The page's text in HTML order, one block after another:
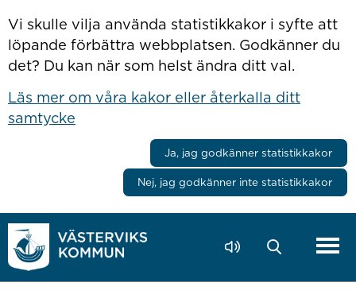
Vi skulle vilja använda statistikkakor i syfte att
löpande förbättra webbplatsen. Godkänner du
det? Du kan när som helst ändra ditt val.
Läs mer om våra kakor eller återkalla ditt
samtycke
Ja, jag godkänner statistikkakor
Nej, jag godkänner inte statistikkakor